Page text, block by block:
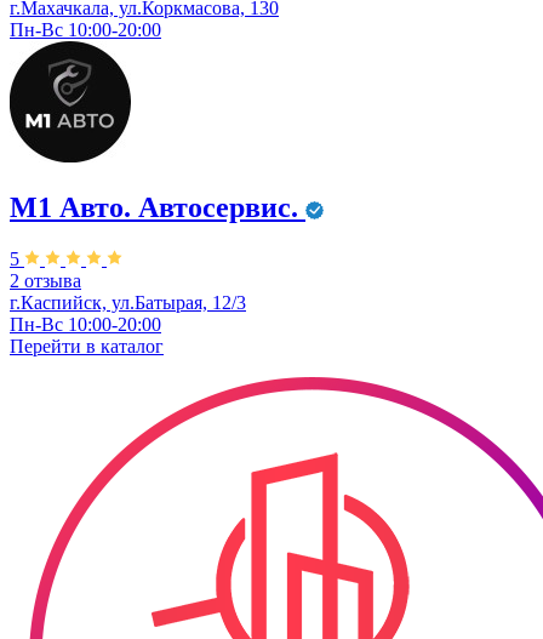
г.Махачкала, ул.Коркмасова, 130
Пн-Вс 10:00-20:00
М1 Авто. ​Автосервис.
5
2 отзыва
г.Каспийск,​ ул.Батырая, 12/3
Пн-Вс 10:00-20:00
Перейти в каталог